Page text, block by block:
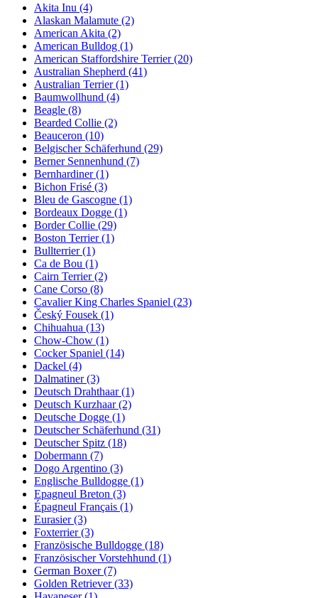
Akita Inu (4)
Alaskan Malamute (2)
American Akita (2)
American Bulldog (1)
American Staffordshire Terrier(20)
Australian Shepherd (41)
Australian Terrier(1)
Baumwollhund (4)
Beagle (8)
Bearded Collie (2)
Beauceron (10)
Belgischer Schäferhund (29)
Berner Sennenhund (7)
Bernhardiner(1)
Bichon Frisé (3)
Bleu de Gascogne (1)
Bordeaux Dogge (1)
Border Collie (29)
Boston Terrier(1)
Bullterrier(1)
Ca de Bou (1)
Cairn Terrier(2)
Cane Corso (8)
Cavalier King Charles Spaniel (23)
Český Fousek (1)
Chihuahua (13)
Chow-Chow (1)
Cocker Spaniel (14)
Dackel (4)
Dalmatiner(3)
Deutsch Drahthaar(1)
Deutsch Kurzhaar(2)
Deutsche Dogge (1)
Deutscher Schäferhund (31)
Deutscher Spitz (18)
Dobermann (7)
Dogo Argentino (3)
Englische Bulldogge (1)
Epagneul Breton (3)
Épagneul Français (1)
Eurasier(3)
Foxterrier(3)
Französische Bulldogge (18)
Französischer Vorstehhund (1)
German Boxer(7)
Golden Retriever(33)